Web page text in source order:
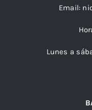
Email:
Lunes a